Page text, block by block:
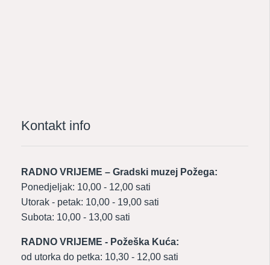
Kontakt info
RADNO VRIJEME – Gradski muzej Požega:
Ponedjeljak: 10,00 - 12,00 sati
Utorak - petak: 10,00 - 19,00 sati
Subota: 10,00 - 13,00 sati
RADNO VRIJEME - Požeška Kuća:
od utorka do petka: 10,30 - 12,00 sati